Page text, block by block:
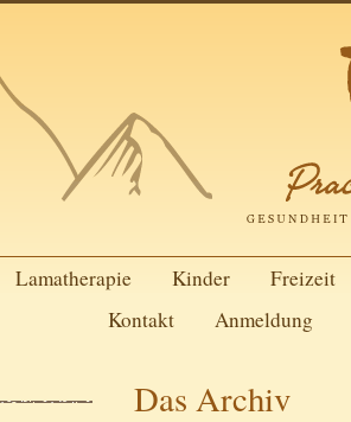
Lamatherapie Kinder
Freizeit
Kontakt
Anmeldung
Das Archiv